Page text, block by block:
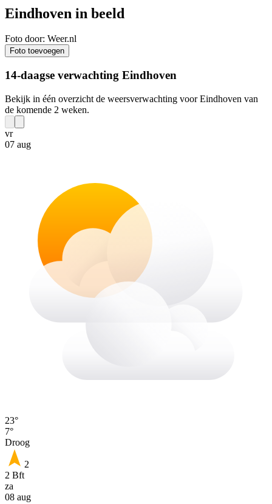
Eindhoven in beeld
Foto door: Weer.nl
Foto toevoegen
14-daagse verwachting Eindhoven
Bekijk in één overzicht de weersverwachting voor Eindhoven van
de komende 2 weken.
vr
07 aug
23°
7°
Droog
2
2 Bft
za
08 aug